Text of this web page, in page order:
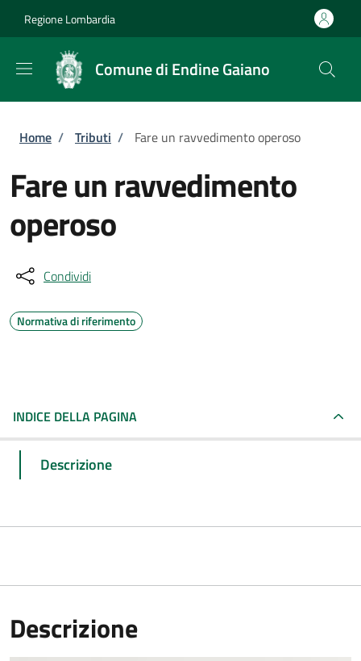
Regione Lombardia
Comune di Endine Gaiano
Briciole di pane
Home / Tributi / Fare un ravvedimento operoso
Fare un ravvedimento
operoso
Condividi
Normativa di riferimento
INDICE DELLA PAGINA
Descrizione
Descrizione